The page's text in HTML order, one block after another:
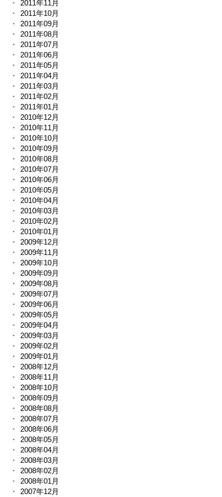
2011年11月
2011年10月
2011年09月
2011年08月
2011年07月
2011年06月
2011年05月
2011年04月
2011年03月
2011年02月
2011年01月
2010年12月
2010年11月
2010年10月
2010年09月
2010年08月
2010年07月
2010年06月
2010年05月
2010年04月
2010年03月
2010年02月
2010年01月
2009年12月
2009年11月
2009年10月
2009年09月
2009年08月
2009年07月
2009年06月
2009年05月
2009年04月
2009年03月
2009年02月
2009年01月
2008年12月
2008年11月
2008年10月
2008年09月
2008年08月
2008年07月
2008年06月
2008年05月
2008年04月
2008年03月
2008年02月
2008年01月
2007年12月